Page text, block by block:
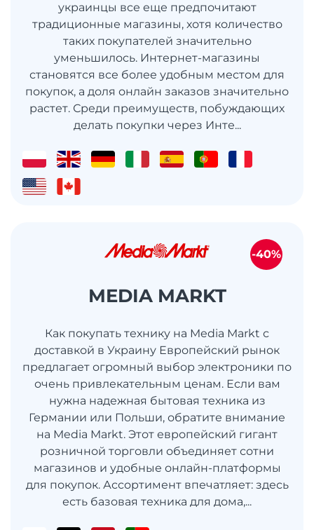
украинцы все еще предпочитают
традиционные магазины, хотя количество
таких покупателей значительно
уменьшилось. Интернет-магазины
становятся все более удобным местом для
покупок, а доля онлайн заказов значительно
растет. Среди преимуществ, побуждающих
делать покупки через Инте...
MEDIA MARKT
Как покупать технику на Media Markt с
доставкой в Украину Европейский рынок
предлагает огромный выбор электроники по
очень привлекательным ценам. Если вам
нужна надежная бытовая техника из
Германии или Польши, обратите внимание
на Media Markt. Этот европейский гигант
розничной торговли объединяет сотни
магазинов и удобные онлайн-платформы
для покупок. Ассортимент впечатляет: здесь
есть базовая техника для дома,...
-40%